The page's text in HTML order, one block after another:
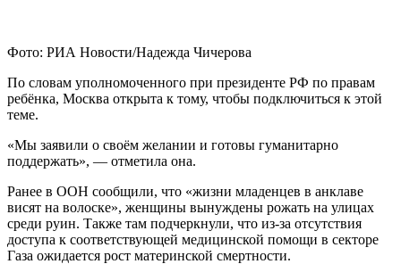
Фото: РИА Новости/Надежда Чичерова
По словам уполномоченного при президенте РФ по правам
ребёнка, Москва открыта к тому, чтобы подключиться к этой
теме.
«Мы заявили о своём желании и готовы гуманитарно
поддержать», — отметила она.
Ранее в ООН сообщили, что «жизни младенцев в анклаве
висят на волоске», женщины вынуждены рожать на улицах
среди руин. Также там подчеркнули, что из-за отсутствия
доступа к соответствующей медицинской помощи в секторе
Газа ожидается рост материнской смертности.